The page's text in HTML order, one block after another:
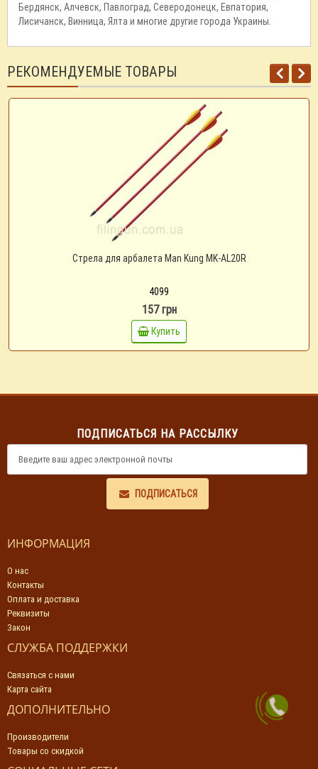
Бердянск, Алчевск, Павлоград, Северодонецк, Евпатория,
Лисичанск, Винница, Ялта и многие другие города Украины.
РЕКОМЕНДУЕМЫЕ ТОВАРЫ
Стрела для арбалета Man Kung MK-AL20R
4099
157 грн
Купить
ПОДПИСАТЬСЯ НА РАССЫЛКУ
ПОДПИСАТЬСЯ
ИНФОРМАЦИЯ
О нас
Контакты
Оплата и доставка
Реквизиты
Закон
СЛУЖБА ПОДДЕРЖКИ
Связаться с нами
Карта сайта
ДОПОЛНИТЕЛЬНО
Производители
Товары со скидкой